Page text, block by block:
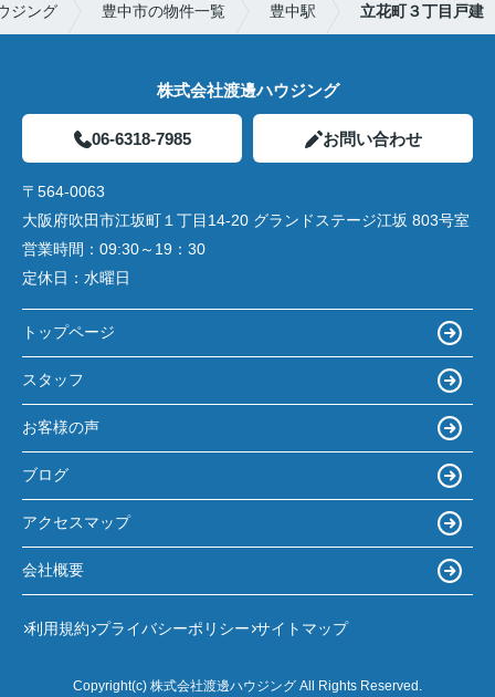
ジング 豊中市の物件一覧 豊中駅 立花町３丁目戸建
株式会社渡邊ハウジング
06-6318-7985 お問い合わせ
〒564-0063
大阪府吹田市江坂町１丁目14‐20 グランドステージ江坂 803号室
営業時間： 09:30～19：30
定休日： 水曜日
トップページ
スタッフ
お客様の声
ブログ
アクセスマップ
会社概要
利用規約 プライバシーポリシー サイトマップ
Copyright(c) 株式会社渡邊ハウジング All Rights Reserved.